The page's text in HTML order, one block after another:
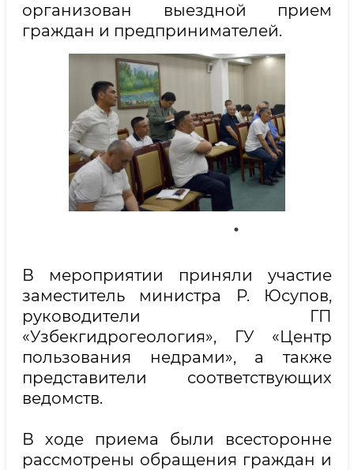
организован выездной прием
граждан и предпринимателей.
В мероприятии приняли участие
заместитель министра Р. Юсупов,
руководители ГП
«Узбекгидрогеология», ГУ «Центр
пользования недрами», а также
представители соответствующих
ведомств.
В ходе приема были всесторонне
рассмотрены обращения граждан и